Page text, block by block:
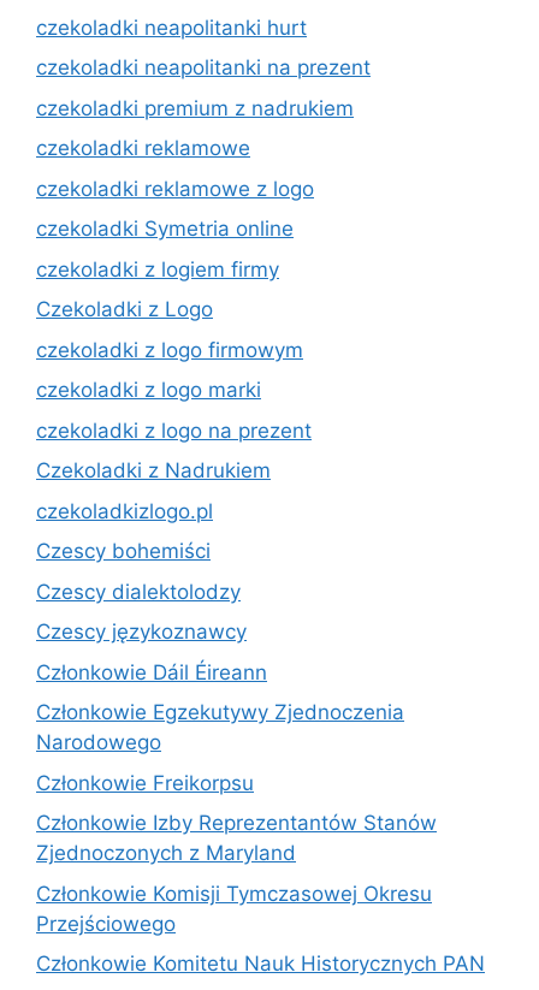
czekoladki neapolitanki hurt
czekoladki neapolitanki na prezent
czekoladki premium z nadrukiem
czekoladki reklamowe
czekoladki reklamowe z logo
czekoladki Symetria online
czekoladki z logiem firmy
Czekoladki z Logo
czekoladki z logo firmowym
czekoladki z logo marki
czekoladki z logo na prezent
Czekoladki z Nadrukiem
czekoladkizlogo.pl
Czescy bohemiści
Czescy dialektolodzy
Czescy językoznawcy
Członkowie Dáil Éireann
Członkowie Egzekutywy Zjednoczenia
Narodowego
Członkowie Freikorpsu
Członkowie Izby Reprezentantów Stanów
Zjednoczonych z Maryland
Członkowie Komisji Tymczasowej Okresu
Przejściowego
Członkowie Komitetu Nauk Historycznych PAN